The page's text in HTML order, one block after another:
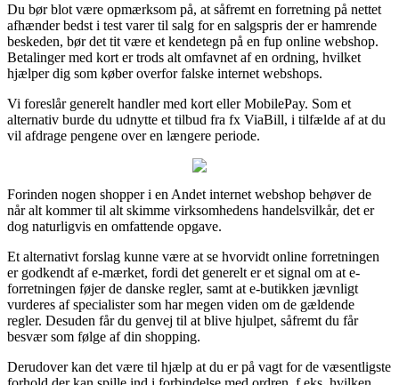
Du bør blot være opmærksom på, at såfremt en forretning på nettet
afhænder bedst i test varer til salg for en salgspris der er hamrende
beskeden, bør det tit være et kendetegn på en fup online webshop.
Betalinger med kort er trods alt omfavnet af en ordning, hvilket
hjælper dig som køber overfor falske internet webshops.
Vi foreslår generelt handler med kort eller MobilePay. Som et
alternativ burde du udnytte et tilbud fra fx ViaBill, i tilfælde af at du
vil afdrage pengene over en længere periode.
Forinden nogen shopper i en Andet internet webshop behøver de
når alt kommer til alt skimme virksomhedens handelsvilkår, det er
dog naturligvis en omfattende opgave.
Et alternativt forslag kunne være at se hvorvidt online forretningen
er godkendt af e-mærket, fordi det generelt er et signal om at e-
forretningen føjer de danske regler, samt at e-butikken jævnligt
vurderes af specialister som har megen viden om de gældende
regler. Desuden får du genvej til at blive hjulpet, såfremt du får
besvær som følge af din shopping.
Derudover kan det være til hjælp at du er på vagt for de væsentligste